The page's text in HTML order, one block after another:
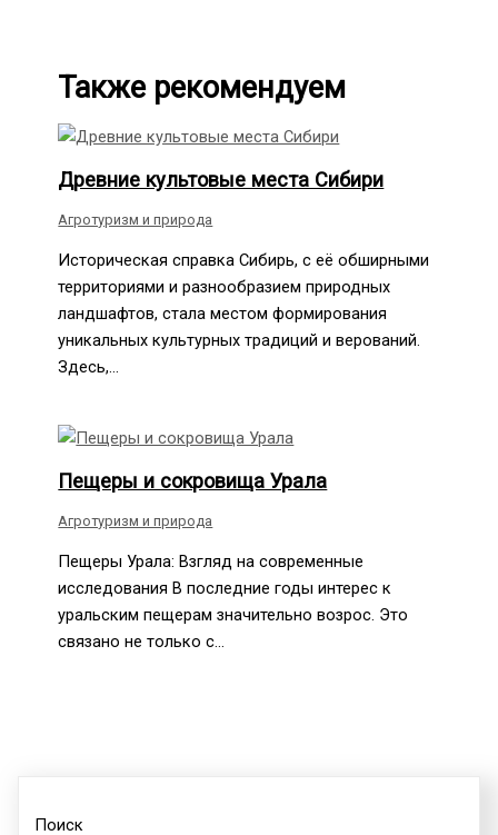
Также рекомендуем
Древние культовые места Сибири
Агротуризм и природа
Историческая справка Сибирь, с её обширными
территориями и разнообразием природных
ландшафтов, стала местом формирования
уникальных культурных традиций и верований.
Здесь,…
Пещеры и сокровища Урала
Агротуризм и природа
Пещеры Урала: Взгляд на современные
исследования В последние годы интерес к
уральским пещерам значительно возрос. Это
связано не только с…
Поиск